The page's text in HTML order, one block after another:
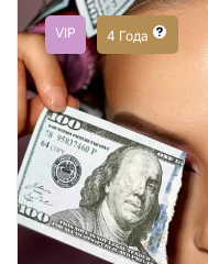
VIP 4 Года